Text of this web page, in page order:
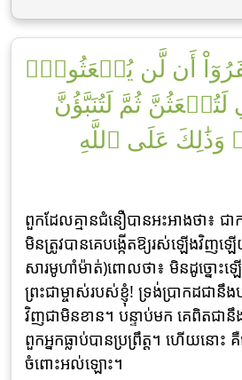
أَن لَّن يُبۡعَثُواْۚ
ثُمَّ لَتُنَبَّؤُنَّ
عَلَى ٱللَّهِ
ពួកដែលគ្មានជំនឿបានអះអាងថា៖
មិនត្រូវបានគេបង្កើតឱ្យរស់ឡើងវិញឡើ
សារមូហាំម៉ាត់)ពោលថា៖ មិនដូច្នោ
ព្រះជាម្ចាស់របស់ខ្ញុំ! ទ្រង់ប្រាកដជានឹ
វិញជាមិនខាន។ បន្ទាប់មក គេពិតជានឹ
ពួកអ្នកធ្លាប់បានប្រព្រឹត្ដ។ ហើយនោ
ចំពោះអល់ឡោះ។